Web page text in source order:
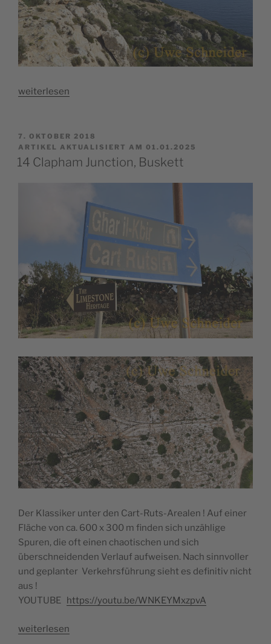
„13
weiterlesen
VERÖFFENTLICHT
AM
7. OKTOBER 2018
ARTIKEL AKTUALISIERT AM 01.01.2025
14 Clapham Junction, Buskett
Der Klassiker unter den Cart-Ruts-Arealen ! Auf einer
Fläche von ca. 600 x 300 m finden sich unzählige
Spuren, die oft einen chaotischen und sich
überschneidenden Verlauf aufweisen. Nach sinnvoller
und geplanter Verkehrsführung sieht es definitiv nicht
aus !
YOUTUBE https://youtu.be/WNKEYMxzpvA
„14
weiterlesen